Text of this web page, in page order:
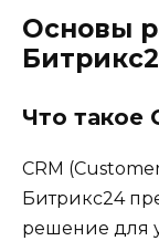
Основы
Что такое
CRM
Битрикс24
решение для